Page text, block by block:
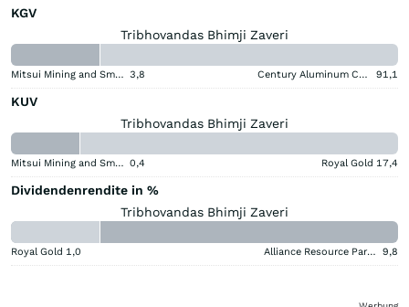
KGV
Tribhovandas Bhimji Zaveri
Mitsui Mining and Smelting Company 3,8 Century Aluminum Company 91,1
KUV
Tribhovandas Bhimji Zaveri
Mitsui Mining and Smelting Company 0,4 Royal Gold 17,4
Dividendenrendite in %
Tribhovandas Bhimji Zaveri
Royal Gold 1,0 Alliance Resource Partners 9,8